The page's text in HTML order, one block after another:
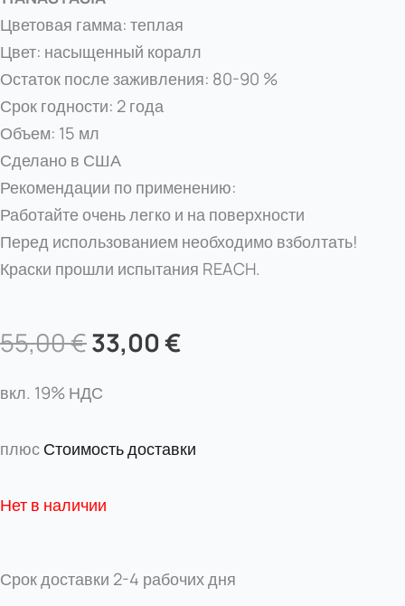
Цветовая гамма: теплая
Цвет: насыщенный коралл
Остаток после заживления: 80-90 %
Срок годности: 2 года
Объем: 15 мл
Сделано в США
Рекомендации по применению:
Работайте очень легко и на поверхности
Перед использованием необходимо взболтать!
Краски прошли испытания REACH.
55,00€Первоначальная
составляла
33,00€
вкл. 19% НДС
плюс Стоимость доставки
Нет в наличии
Срок доставки 2-4 рабочих дня